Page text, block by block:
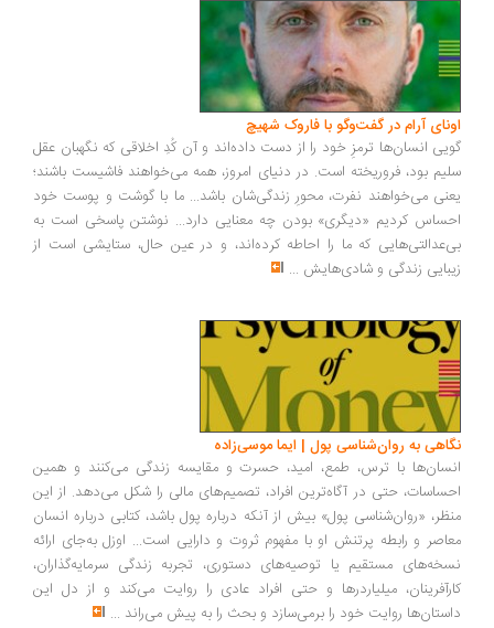
آرام در گفت‌وگو با فاروک شهیچ‭
انسان‌ها ترمزِ خود را از دست داده‌اند و آن کُدِ اخلاقی که نگهبان عقل
بود، فروریخته است. در دنیای امروز، همه می‌خواهند فاشیست باشند؛
می‌خواهند نفرت، محورِ زندگی‌شان باشد... ما با گوشت و پوست خود
کردیم «دیگری» بودن چه معنایی دارد... نوشتن پاسخی است به
که ما را احاطه کرده‌اند، و در عین حال، ستایشی است از
زندگی و شادی‌هایش...
به روان‌شناسی پول | ایما موسی‌زاده
با ترس، طمع، امید، حسرت و مقایسه زندگی می‌کنند و همین
حتی در آگاه‌ترین افراد، تصمیم‌های مالی را شکل می‌دهد. از این
«روان‌شناسی پول» بیش از آنکه درباره پول باشد، کتابی درباره انسان
و رابطه پرتنش او با مفهوم ثروت و دارایی است... اوزل به‌جای ارائه
مستقیم یا توصیه‌های دستوری، تجربه زندگی سرمایه‌گذاران،
میلیاردرها و حتی افراد عادی را روایت می‌کند و از دل این
روایت خود را برمی‌سازد و بحث را به پیش می‌راند ...